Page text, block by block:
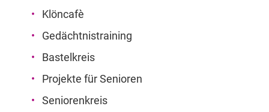
Klöncafè
Gedächtnistraining
Bastelkreis
Projekte für Senioren
Seniorenkreis